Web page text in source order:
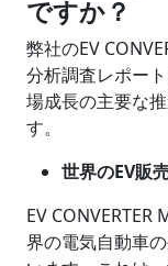
ですか？
弊社のEV
分析調査レポー
場成長の主要な
す。
世界のEV販
EV CONVERTER
界の電気自動車